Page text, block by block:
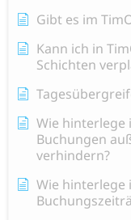
Gibt es im
Kann ich in
Schichten
Wie hinterlege
Buchungen
verhindern?
Wie hinterlege